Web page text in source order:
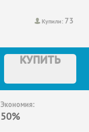
Купили: 73
КУПИТЬ
Экономия:
50%